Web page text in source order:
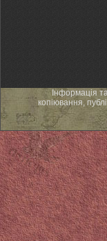
Інформація
копіювання,